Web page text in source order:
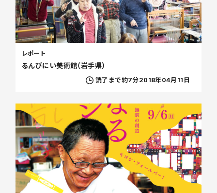
るんびにい美術館（岩手県）
レポート
読了まで約7分2018年04月11日